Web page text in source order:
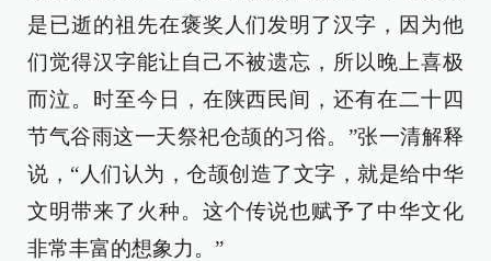
是已逝的祖先在褒奖人们发明了汉字，因为他
们觉得汉字能让自己不被遗忘，所以晚上喜极
而泣。时至今日，在陕西民间，还有在二十四
节气谷雨这一天祭祀仓颉的习俗。”张一清解释
说，“人们认为，仓颉创造了文字，就是给中华
文明带来了火种。这个传说也赋予了中华文化
非常丰富的想象力。”